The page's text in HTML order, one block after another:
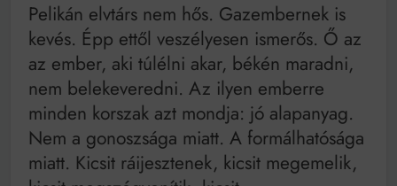
Pelikán elvtárs nem hős. Gazembernek is
kevés. Épp ettől veszélyesen ismerős. Ő az
az ember, aki túlélni akar, békén maradni,
nem belekeveredni. Az ilyen emberre
minden korszak azt mondja: jó alapanyag.
Nem a gonoszsága miatt. A formálhatósága
miatt. Kicsit ráijesztenek, kicsit megemelik,